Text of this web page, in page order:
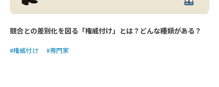
競合との差別化を図る「権威付け」とは？どんな種類がある？
権威付け 専門家